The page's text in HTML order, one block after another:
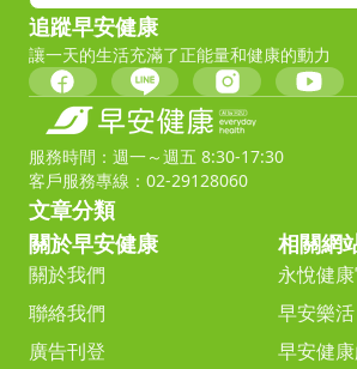
追蹤早安健康
讓一天的生活充滿了正能量和健康的動力
服務時間：週一～週五 8:30-17:30
客戶服務專線：02-29128060
文章分類
關於早安健康
關於我們
聯絡我們
廣告刊登
相關網
永悅健
早安樂活
早安健